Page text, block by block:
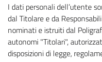
I dati personali dell’utente
dal Titolare e da
nominati e istruiti dal
autonomi "Titolari",
disposizioni di legge,